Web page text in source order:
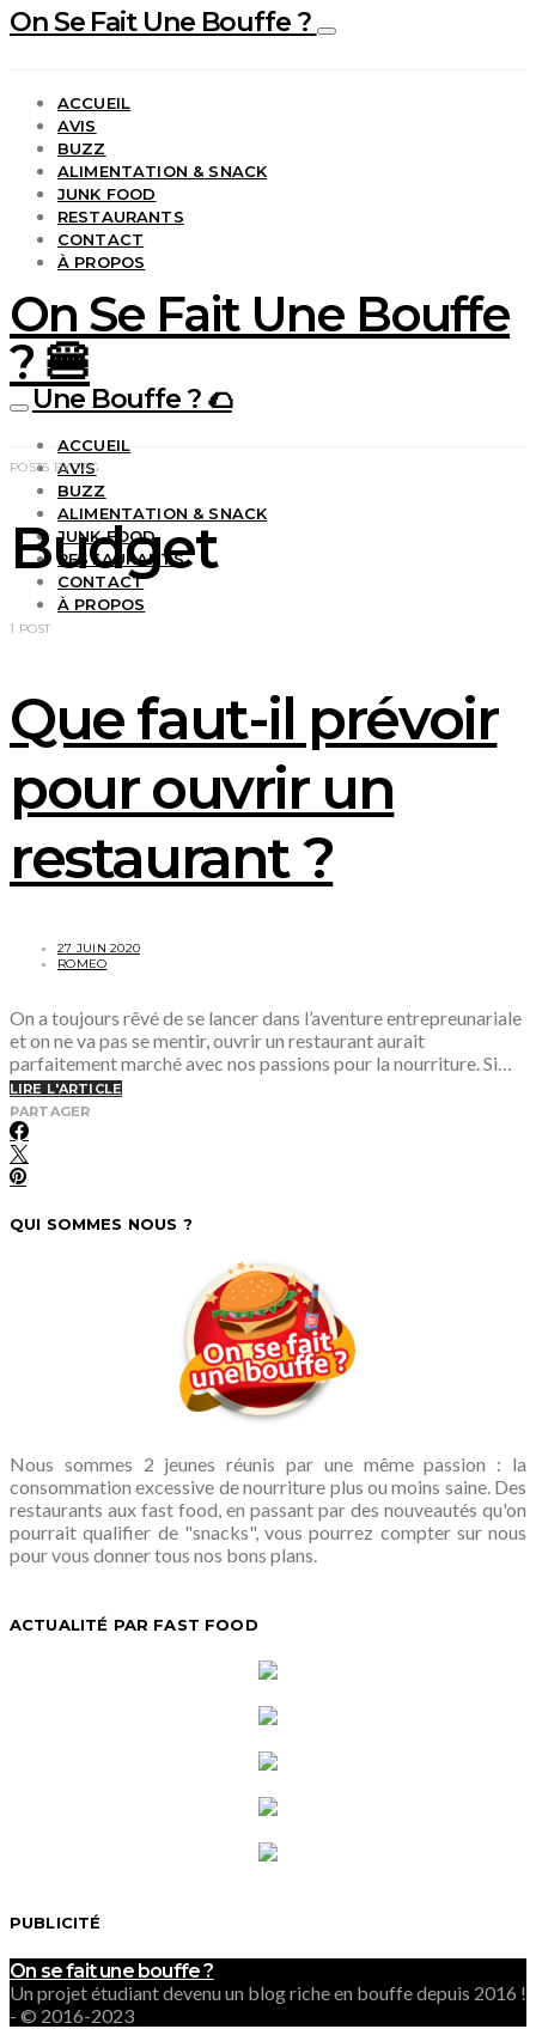
On Se Fait Une Bouffe ?
ACCUEIL
AVIS
BUZZ
ALIMENTATION & SNACK
JUNK FOOD
RESTAURANTS
CONTACT
À PROPOS
On Se Fait Une Bouffe
? 🍔
Une Bouffe ? 🌮
ACCUEIL
AVIS
BUZZ
ALIMENTATION & SNACK
JUNK FOOD
RESTAURANTS
CONTACT
À PROPOS
POSTS BY TAG
Budget
1 POST
Que faut-il prévoir
pour ouvrir un
restaurant ?
27 JUIN 2020
ROMEO
On a toujours rêvé de se lancer dans l’aventure entrepreunariale
et on ne va pas se mentir, ouvrir un restaurant aurait
parfaitement marché avec nos passions pour la nourriture. Si…
LIRE L'ARTICLE
PARTAGER
QUI SOMMES NOUS ?
Nous sommes 2 jeunes réunis par une même passion : la
consommation excessive de nourriture plus ou moins saine. Des
restaurants aux fast food, en passant par des nouveautés qu'on
pourrait qualifier de "snacks", vous pourrez compter sur nous
pour vous donner tous nos bons plans.
ACTUALITÉ PAR FAST FOOD
PUBLICITÉ
On se fait une bouffe ?
Un projet étudiant devenu un blog riche en bouffe depuis 2016 !
- © 2016-2023